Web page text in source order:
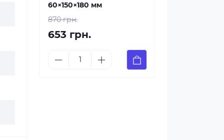
60×150×180 мм
870 грн.
653 грн.